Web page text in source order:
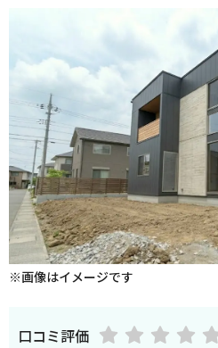
※画像はイメージです
口コミ評価